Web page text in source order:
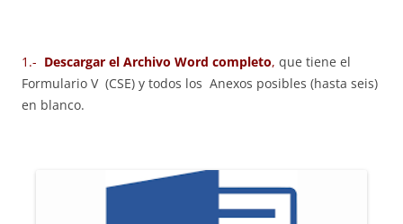
1.- Descargar el Archivo Word completo, que tiene el
Formulario V (CSE) y todos los Anexos posibles (hasta seis)
en blanco.